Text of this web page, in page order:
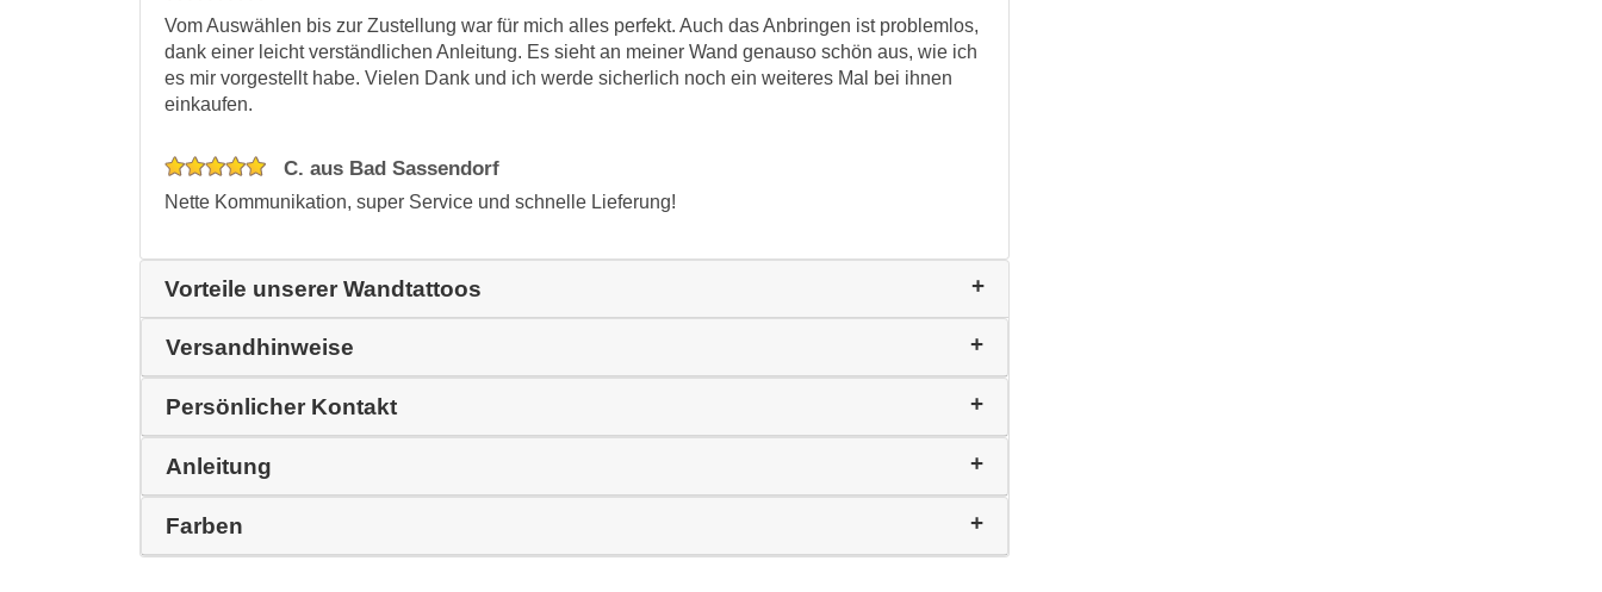
Vom Auswählen bis zur Zustellung war für mich alles perfekt. Auch das Anbringen ist problemlos,
dank einer leicht verständlichen Anleitung. Es sieht an meiner Wand genauso schön aus, wie ich
es mir vorgestellt habe. Vielen Dank und ich werde sicherlich noch ein weiteres Mal bei ihnen
einkaufen.
C. aus Bad Sassendorf
Nette Kommunikation, super Service und schnelle Lieferung!
Vorteile unserer Wandtattoos
Versandhinweise
Persönlicher Kontakt
Anleitung
Farben